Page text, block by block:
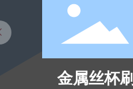
金属丝杯刷